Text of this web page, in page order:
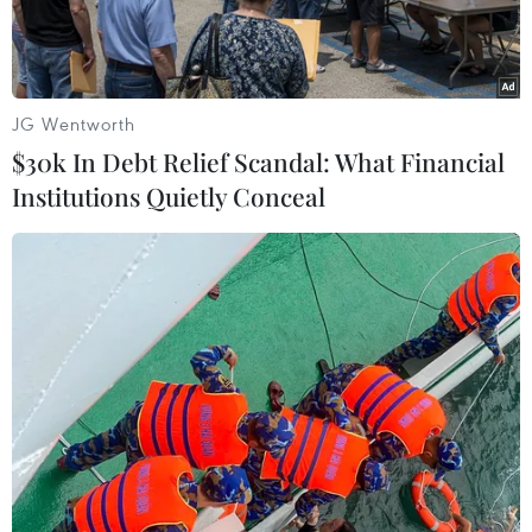
thực hiện "mục tiêu kép," không điều chỉnh kế
hoạch phát triển cho dù dịch bệnh đang hoành
hành.
Nhân viên y tế chuẩn bị vaccine để tiêm cho người dân Bình
Dương. (Ảnh: Chí Tưởng/TTXVN)
Dù các "vùng xanh" đã công bố trở về trạng thái
JG Wentworth
$30k In Debt Relief Scandal: What Financial
Institutions Quietly Conceal